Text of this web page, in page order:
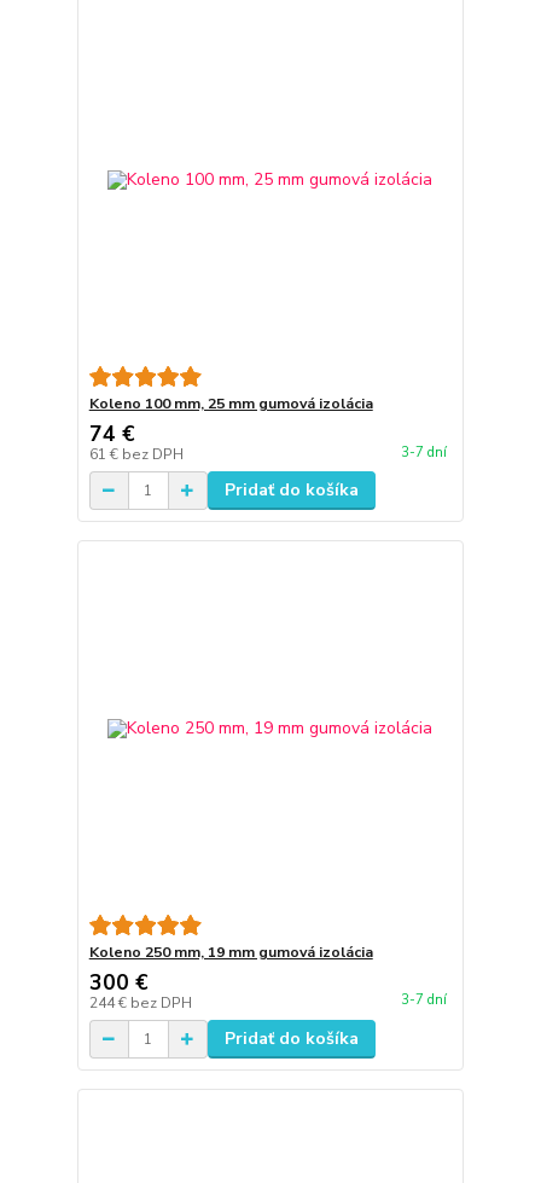
Koleno 100 mm, 25 mm gumová izolácia
74 €
61 € bez DPH 3-7 dní
Pridať do košíka
Koleno 250 mm, 19 mm gumová izolácia
300 €
244 € bez DPH 3-7 dní
Pridať do košíka